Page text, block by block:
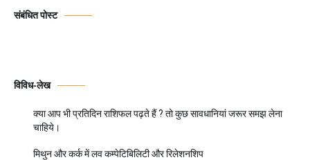
संबंधित पोस्ट
विविध-लेख
क्या आप भी प्रतिदिन राशिफल पढ़ते हैं ? तो कुछ सावधानियां जरूर समझ लेना
चाहिये।
मिथुन और कर्क में लव कम्पेटिबिलिटी और रिलेशनशिप